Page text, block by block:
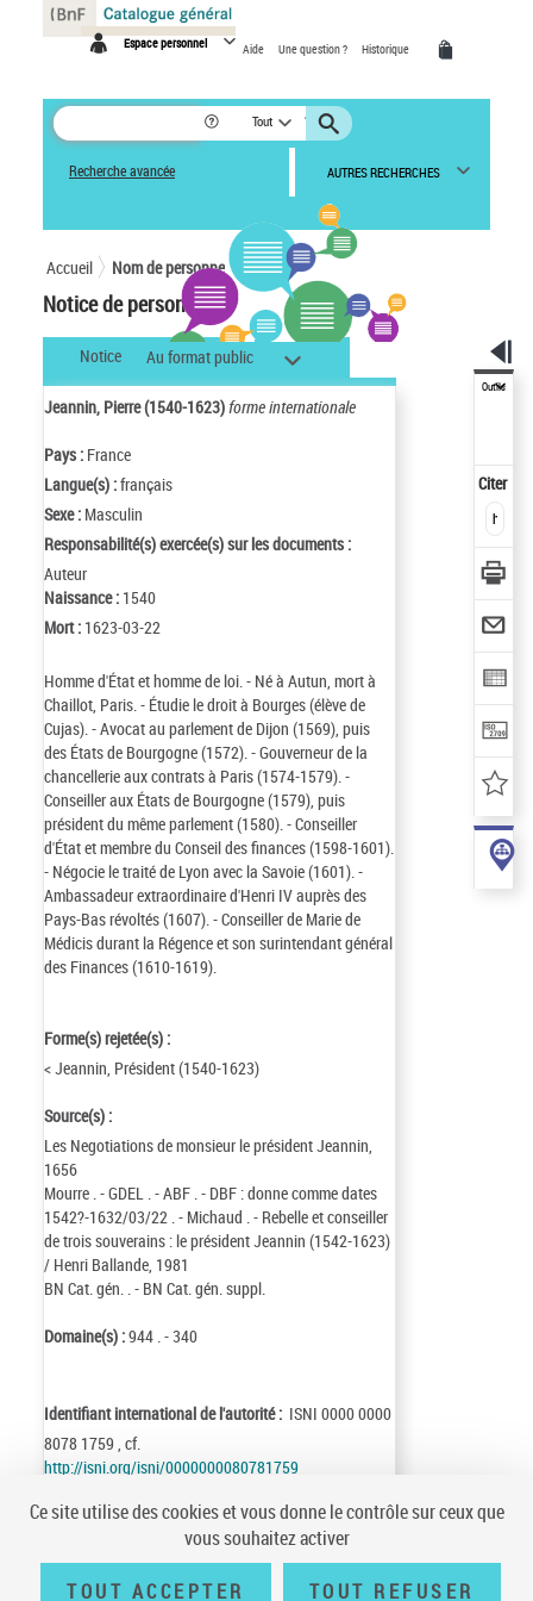
Espace personnel Aide Une question ? Historique
Tout
Recherche avancée AUTRES RECHERCHES
Accueil Nom de personne
Notice de personne
Notice Au format public
Jeannin, Pierre (1540-1623)forme internationale
Pays : France
Langue(s) :français
Sexe : Masculin
Responsabilité(s) exercée(s) sur les documents :
Auteur
Naissance : 1540
Mort : 1623-03-22
Homme d'État et homme de loi. - Né à Autun, mort à
Chaillot, Paris. - Étudie le droit à Bourges (élève de
Cujas). - Avocat au parlement de Dijon (1569), puis
des États de Bourgogne (1572). - Gouverneur de la
chancellerie aux contrats à Paris (1574-1579). -
Conseiller aux États de Bourgogne (1579), puis
président du même parlement (1580). - Conseiller
d'État et membre du Conseil des finances (1598-1601).
- Négocie le traité de Lyon avec la Savoie (1601). -
Ambassadeur extraordinaire d'Henri IV auprès des
Pays-Bas révoltés (1607). - Conseiller de Marie de
Médicis durant la Régence et son surintendant général
des Finances (1610-1619).
Forme(s) rejetée(s) :
< Jeannin, Président (1540-1623)
Source(s) :
Les Negotiations de monsieur le président Jeannin,
1656
Mourre . - GDEL . - ABF . - DBF : donne comme dates
1542?-1632/03/22 . - Michaud . - Rebelle et conseiller
de trois souverains : le président Jeannin (1542-1623)
/ Henri Ballande, 1981
BN Cat. gén. . - BN Cat. gén. suppl.
Domaine(s) :944 . - 340
Identifiant international de l'autorité : ISNI 0000 0000
8078 1759 , cf.
http://isni.org/isni/0000000080781759
Notice n° :FRBNF12564875
Mise à jour :03/11/19
Outils
Citer
Panneau de gestion des cookies
Ce site utilise des cookies et vous donne le contrôle sur ceux que
vous souhaitez activer
TOUT ACCEPTER TOUT REFUSER